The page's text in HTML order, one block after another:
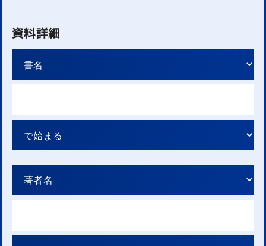
資料詳細